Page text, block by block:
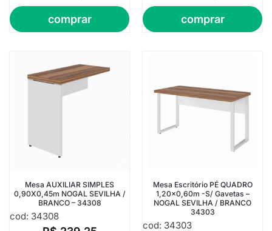
comprar comprar
Mesa AUXILIAR SIMPLES
0,90X0,45m NOGAL SEVILHA /
BRANCO – 34308
cod: 34308
Mesa Escritório PÉ QUADRO
1,20×0,60m -S/ Gavetas –
NOGAL SEVILHA / BRANCO
34303
cod: 34303